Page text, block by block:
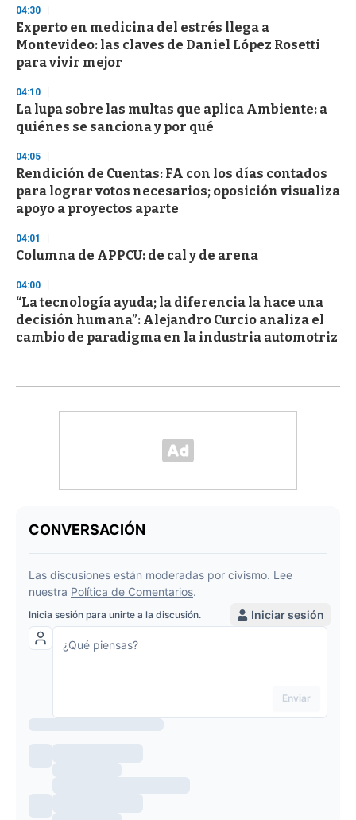
04:30
Experto en medicina del estrés llega a
Montevideo: las claves de Daniel López Rosetti
para vivir mejor
04:10
La lupa sobre las multas que aplica Ambiente: a
quiénes se sanciona y por qué
04:05
Rendición de Cuentas: FA con los días contados
para lograr votos necesarios; oposición visualiza
apoyo a proyectos aparte
04:01
Columna de APPCU: de cal y de arena
04:00
“La tecnología ayuda; la diferencia la hace una
decisión humana”: Alejandro Curcio analiza el
cambio de paradigma en la industria automotriz